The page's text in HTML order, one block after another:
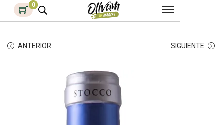
0
ANTERIOR SIGUIENTE